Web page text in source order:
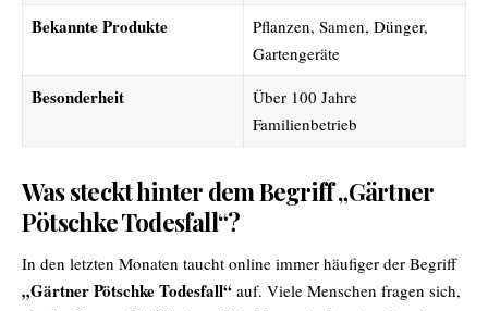
Bekannte Produkte
Pflanzen, Samen, Dünger,
Gartengeräte
Besonderheit
Über 100 Jahre
Familienbetrieb
Was steckt hinter dem Begriff „Gärtner
Pötschke Todesfall“?
In den letzten Monaten taucht online immer häufiger der Begriff
„Gärtner Pötschke Todesfall“ auf. Viele Menschen fragen sich,